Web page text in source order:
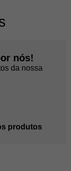
nós!
da nossa
produtos